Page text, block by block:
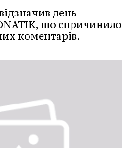
день
що спричинило
коментарів.